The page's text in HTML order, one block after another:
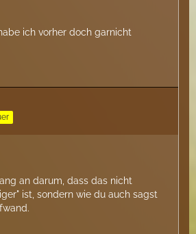
ich vorher doch garnicht
an darum, dass das nicht
ist, sondern wie du auch sagst